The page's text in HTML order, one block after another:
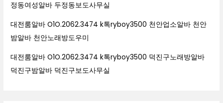
정동여성알바 두정동보도사무실
대전룸알바 O1O.2062.3474 k톡ryboy3500 천안업소알바 천안
밤알바 천안노래방도우미
대전룸알바 O1O.2062.3474 k톡ryboy3500 덕진구노래방알바
덕진구밤알바 덕진구보도사무실